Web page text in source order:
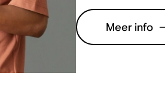
Meer info